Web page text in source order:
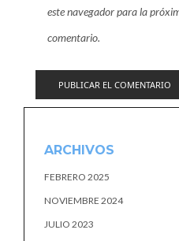
este navegador para la
comentario.
ARCHIVOS
FEBRERO 2025
NOVIEMBRE 2024
JULIO 2023